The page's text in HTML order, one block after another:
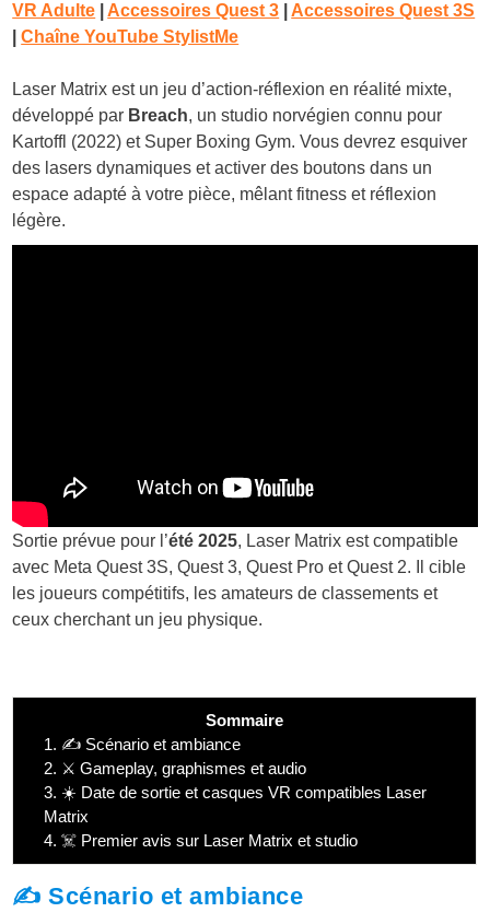
VR Adulte Accessoires Quest 3
Accessoires Quest 3S
|Chaîne YouTube StylistMe
Laser Matrix est un jeu d’action-réflexion en réalité mixte,
développé par Breach, un studio norvégien connu pour
Kartoffl (2022) et Super Boxing Gym. Vous devrez esquiver
des lasers dynamiques et activer des boutons dans un
espace adapté à votre pièce, mêlant fitness et réflexion
légère.
Sortie prévue pour l’été 2025, Laser Matrix est compatible
avec Meta Quest 3S, Quest 3, Quest Pro et Quest 2. Il cible
les joueurs compétitifs, les amateurs de classements et
ceux cherchant un jeu physique.
Sommaire
1. ✍️ Scénario et ambiance
2. ⚔️ Gameplay, graphismes et audio
3. ☀️ Date de sortie et casques VR compatibles Laser
Matrix
4. ☠️ Premier avis sur Laser Matrix et studio
✍️ Scénario et ambiance